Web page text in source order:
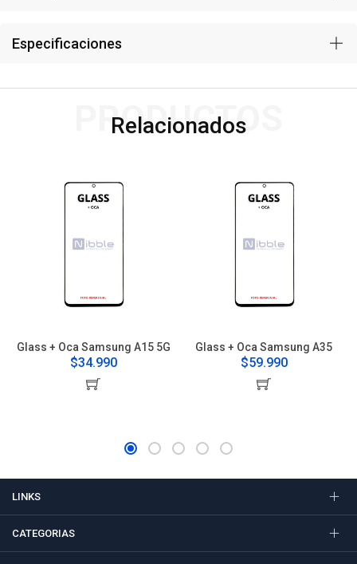
Especificaciones
Relacionados
PRODUCTOS
Glass + Oca Samsung A15 5G
$34.990
Glass + Oca Samsung A35
$59.990
LINKS
CATEGORIAS